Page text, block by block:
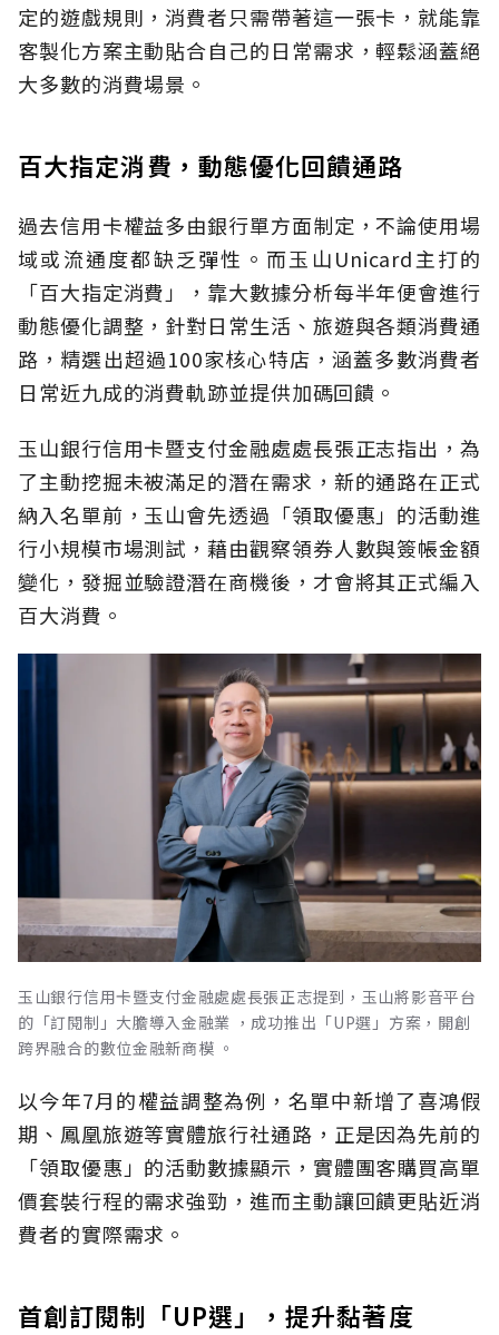
定的遊戲規則，消費者只需帶著這一張卡，就能靠
客製化方案主動貼合自己的日常需求，輕鬆涵蓋絕
大多數的消費場景。
百大指定消費，動態優化回饋通路
過去信用卡權益多由銀行單方面制定，不論使用場
域或流通度都缺乏彈性。而玉山Unicard主打的
「百大指定消費」，靠大數據分析每半年便會進行
動態優化調整，針對日常生活、旅遊與各類消費通
路，精選出超過100家核心特店，涵蓋多數消費者
日常近九成的消費軌跡並提供加碼回饋。
玉山銀行信用卡暨支付金融處處長張正志指出，為
了主動挖掘未被滿足的潛在需求，新的通路在正式
納入名單前，玉山會先透過「領取優惠」的活動進
行小規模市場測試，藉由觀察領券人數與簽帳金額
變化，發掘並驗證潛在商機後，才會將其正式編入
百大消費。
玉山銀行信用卡暨支付金融處處長張正志提到，玉山將影音平台
的「訂閱制」大膽導入金融業 ，成功推出「UP選」方案，開創
跨界融合的數位金融新商模 。
以今年7月的權益調整為例，名單中新增了喜鴻假
期、鳳凰旅遊等實體旅行社通路，正是因為先前的
「領取優惠」的活動數據顯示，實體團客購買高單
價套裝行程的需求強勁，進而主動讓回饋更貼近消
費者的實際需求。
首創訂閱制「UP選」，提升黏著度